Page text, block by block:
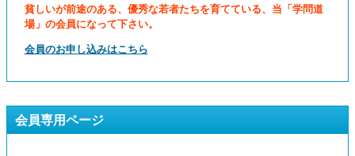
貧しいが前途のある、優秀な若者たちを育てている、当「学問道
場」の会員になって下さい。
会員のお申し込みはこちら
会員専用ページ